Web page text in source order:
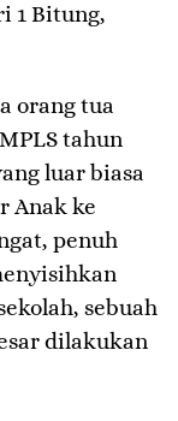
1 Bitung,
orang tua
tahun
luar biasa
Anak ke
penuh
sebuah
dilakukan